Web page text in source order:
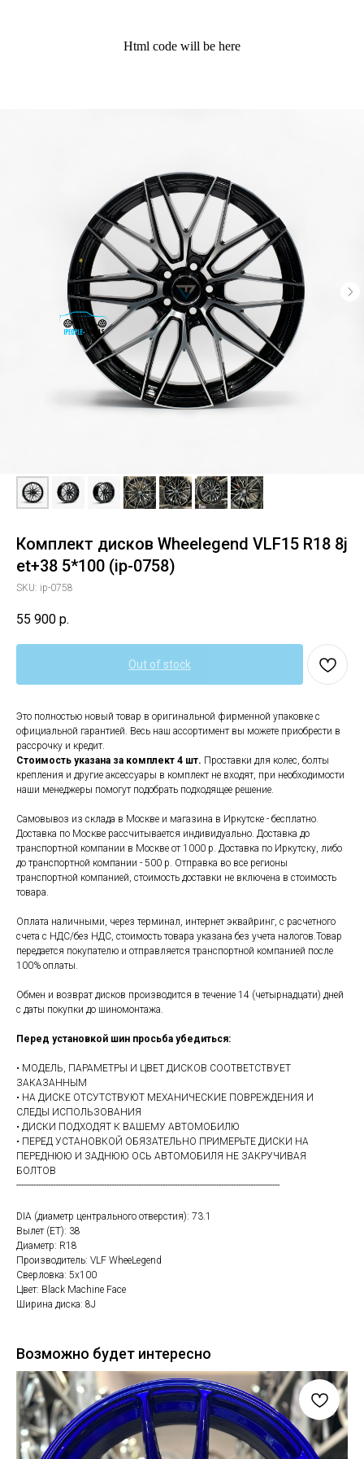
Html code will be here
Комплект дисков Wheelegend VLF15 R18 8j
et+38 5*100 (ip-0758)
SKU: ip-0758
55 900 р.
Out of stock
Это полностью новый товар в оригинальной фирменной упаковке с
официальной гарантией. Весь наш ассортимент вы можете приобрести в
рассрочку и кредит.
Стоимость указана за комплект 4 шт. Проставки для колес, болты
крепления и другие аксессуары в комплект не входят, при необходимости
наши менеджеры помогут подобрать подходящее решение.
Самовывоз из склада в Москве и магазина в Иркутске - бесплатно.
Доставка по Москве рассчитывается индивидуально. Доставка до
транспортной компании в Москве от 1000 р. Доставка по Иркутску, либо
до транспортной компании - 500 р. Отправка во все регионы
транспортной компанией, стоимость доставки не включена в стоимость
товара.
Оплата наличными, через терминал, интернет эквайринг, с расчетного
счета с НДС/без НДС, стоимость товара указана без учета налогов.Товар
передается покупателю и отправляется транспортной компанией после
100% оплаты.
Обмен и возврат дисков производится в течение 14 (четырнадцати) дней
с даты покупки до шиномонтажа.
Перед установкой шин просьба убедиться:
• МОДЕЛЬ, ПАРАМЕТРЫ И ЦВЕТ ДИСКОВ СООТВЕТСТВУЕТ
ЗАКАЗАННЫМ
• НА ДИСКЕ ОТСУТСТВУЮТ МЕХАНИЧЕСКИЕ ПОВРЕЖДЕНИЯ И
СЛЕДЫ ИСПОЛЬЗОВАНИЯ
• ДИСКИ ПОДХОДЯТ К ВАШЕМУ АВТОМОБИЛЮ
• ПЕРЕД УСТАНОВКОЙ ОБЯЗАТЕЛЬНО ПРИМЕРЬТЕ ДИСКИ НА
ПЕРЕДНЮЮ И ЗАДНЮЮ ОСЬ АВТОМОБИЛЯ НЕ ЗАКРУЧИВАЯ
БОЛТОВ
------------------------------------------------------------------------------------------------------------
DIA (диаметр центрального отверстия): 73.1
Вылет (ET): 38
Диаметр: R18
Производитель: VLF WheeLegend
Сверловка: 5х100
Цвет: Black Machine Face
Ширина диска: 8J
Возможно будет интересно